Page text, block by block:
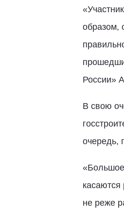
образом,
России»
В свою
очередь,
«Большое
не реже